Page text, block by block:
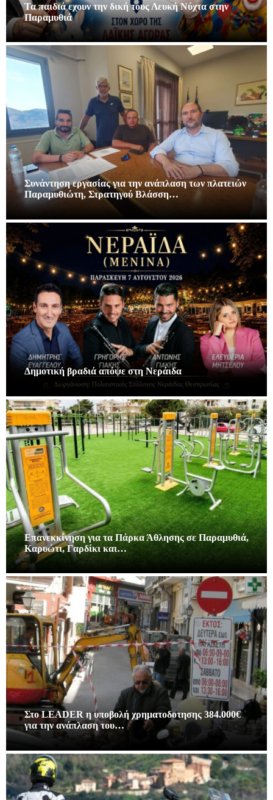
Τα παιδιά εχουν την δική τους Λευκή Νύχτα στην
Παραμυθιά
Συνάντηση εργασίας για την ανάπλαση των πλατειών
Παραμυθιώτη, Στρατηγού Βλάσση…
Δημοτική βραδιά απόψε στη Νεράιδα
Επανεκκίνηση για τα Πάρκα Άθλησης σε Παραμυθιά,
Καρυώτι, Γαρδίκι και…
Στο LEADER η υποβολή χρηματοδοτησης 384.000€
για την ανάπλαση του…